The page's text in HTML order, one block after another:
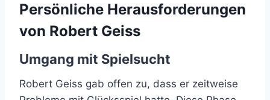
Persönliche Herausforderungen
von Robert Geiss
Umgang mit Spielsucht
Robert Geiss gab offen zu, dass er zeitweise